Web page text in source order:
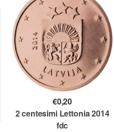
€0,20
2 centesimi Lettonia 2014
fdc